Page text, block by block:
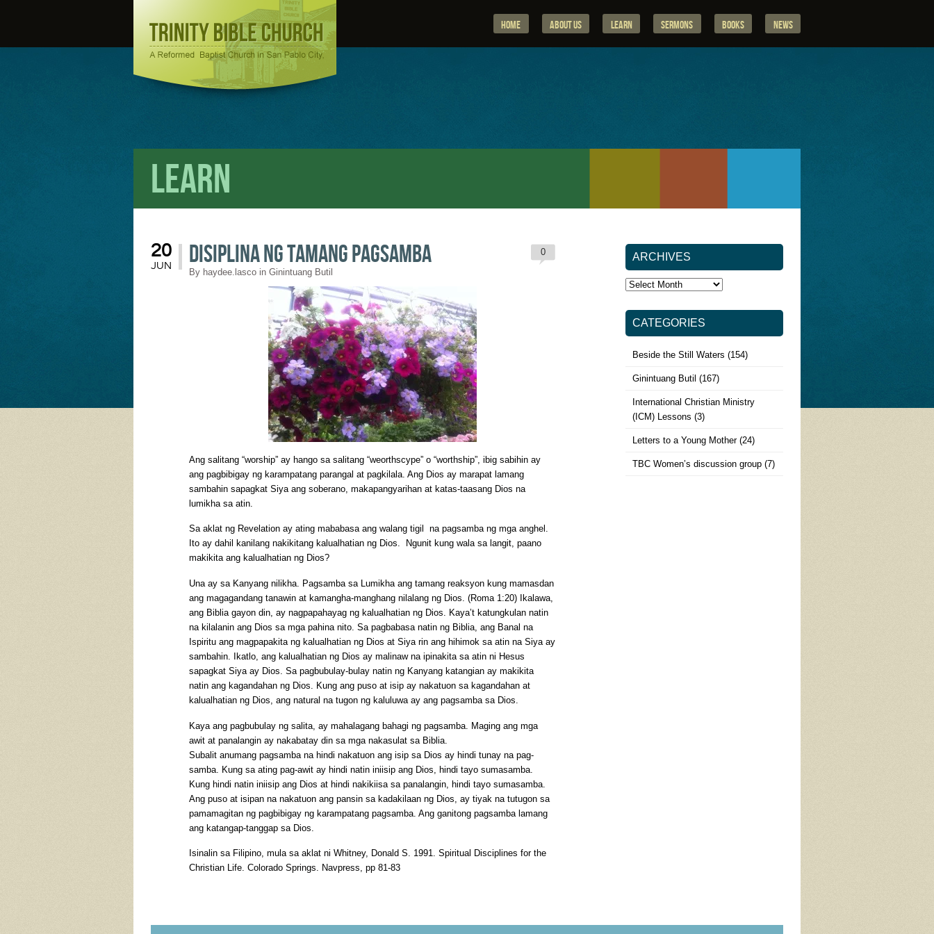
Home About Us Learn Sermons Books News
Learn
20
JUN Disiplina ng Tamang Pagsamba
By haydee.lasco in Ginintuang Butil
0
Ang salitang “worship” ay hango sa salitang “weorthscype” o “worthship”, ibig sabihin ay
ang pagbibigay ng karampatang parangal at pagkilala. Ang Dios ay marapat lamang
sambahin sapagkat Siya ang soberano, makapangyarihan at katas-taasang Dios na
lumikha sa atin.
Sa aklat ng Revelation ay ating mababasa ang walang tigil na pagsamba ng mga anghel.
Ito ay dahil kanilang nakikitang kalualhatian ng Dios. Ngunit kung wala sa langit, paano
makikita ang kalualhatian ng Dios?
Una ay sa Kanyang nilikha. Pagsamba sa Lumikha ang tamang reaksyon kung mamasdan
ang magagandang tanawin at kamangha-manghang nilalang ng Dios. (Roma 1:20) Ikalawa,
ang Biblia gayon din, ay nagpapahayag ng kalualhatian ng Dios. Kaya’t katungkulan natin
na kilalanin ang Dios sa mga pahina nito. Sa pagbabasa natin ng Biblia, ang Banal na
Ispiritu ang magpapakita ng kalualhatian ng Dios at Siya rin ang hihimok sa atin na Siya ay
sambahin. Ikatlo, ang kalualhatian ng Dios ay malinaw na ipinakita sa atin ni Hesus
sapagkat Siya ay Dios. Sa pagbubulay-bulay natin ng Kanyang katangian ay makikita
natin ang kagandahan ng Dios. Kung ang puso at isip ay nakatuon sa kagandahan at
kalualhatian ng Dios, ang natural na tugon ng kaluluwa ay ang pagsamba sa Dios.
Kaya ang pagbubulay ng salita, ay mahalagang bahagi ng pagsamba. Maging ang mga
awit at panalangin ay nakabatay din sa mga nakasulat sa Biblia.
Subalit anumang pagsamba na hindi nakatuon ang isip sa Dios ay hindi tunay na pag-
samba. Kung sa ating pag-awit ay hindi natin iniisip ang Dios, hindi tayo sumasamba.
Kung hindi natin iniisip ang Dios at hindi nakikiisa sa panalangin, hindi tayo sumasamba.
Ang puso at isipan na nakatuon ang pansin sa kadakilaan ng Dios, ay tiyak na tutugon sa
pamamagitan ng pagbibigay ng karampatang pagsamba. Ang ganitong pagsamba lamang
ang katangap-tanggap sa Dios.
Isinalin sa Filipino, mula sa aklat ni Whitney, Donald S. 1991. Spiritual Disciplines for the
Christian Life. Colorado Springs. Navpress, pp 81-83
ARCHIVES
Archives
CATEGORIES
Beside the Still Waters (154)
Ginintuang Butil (167)
International Christian Ministry
(ICM) Lessons (3)
Letters to a Young Mother(24)
TBC Women’s discussion group(7)